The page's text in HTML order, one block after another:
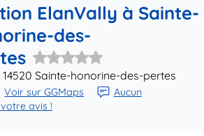
ElanVally à Sainte-
des-
Sainte-honorine-des-pertes
Voir sur GGMaps
Aucun
avis !